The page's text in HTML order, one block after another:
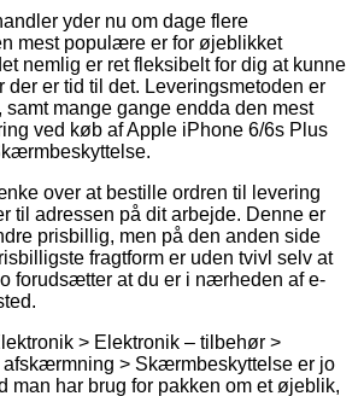
yder nu om dage flere
mest populære er for øjeblikket
nemlig er ret fleksibelt for dig at kunne
der er tid til det. Leveringsmetoden er
samt mange gange endda den mest
ved køb af Apple iPhone 6/6s Plus
over at bestille ordren til levering
til adressen på dit arbejde. Denne er
prisbillig, men på den anden side
fragtform er uden tvivl selv at
forudsætter at du er i nærheden af e-
> Elektronik – tilbehør >
afskærmning > Skærmbeskyttelse er jo
man har brug for pakken om et øjeblik,